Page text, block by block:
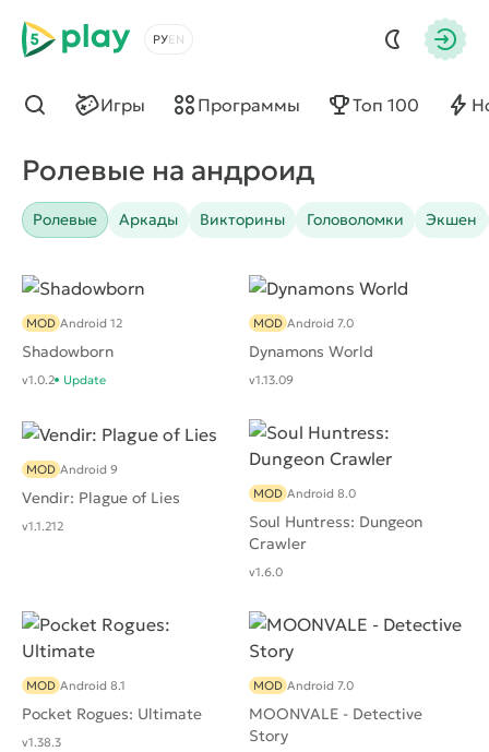
5play
Выбрать язык
Игры Программы Топ 100
Найти
Ролевые на андроид
Аркады Викторины Головоломки Экшен
Ролевые
Shadowborn
MOD Android 12
v1.0.2 Update
Dynamons World
MOD Android 7.0
v1.13.09
Vendir: Plague of Lies
MOD Android 9
v1.1.212
Soul Huntress: Dungeon
Crawler
MOD Android 8.0
v1.6.0
Pocket Rogues: Ultimate
MOD Android 8.1
v1.38.3
MOONVALE - Detective
Story
MOD Android 7.0